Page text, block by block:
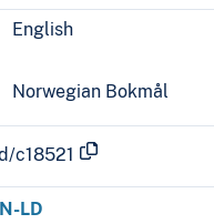
English
Norwegian Bokmål
c18521
LD